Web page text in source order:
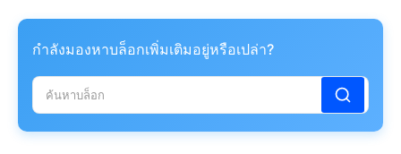
กำลังมองหาบล็อกเพิ่มเติมอยู่หรือเปล่า?